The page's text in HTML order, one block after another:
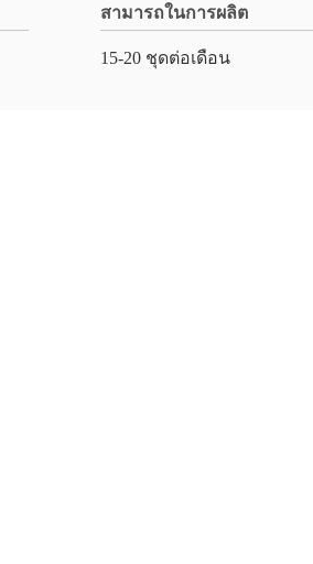
สามารถในการผลิต
15-20 ชุดต่อเดือน